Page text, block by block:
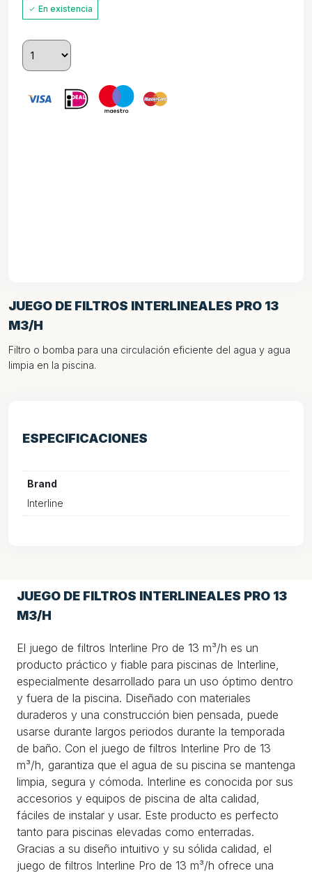
JUEGO DE FILTROS INTERLINEALES PRO 13
M3/H
Filtro o bomba para una circulación eficiente del agua y agua
limpia en la piscina.
ESPECIFICACIONES
Brand
Interline
En existencia
JUEGO DE FILTROS INTERLINEALES PRO 13
M3/H
El juego de filtros Interline Pro de 13 m³/h es un
producto práctico y fiable para piscinas de Interline,
especialmente desarrollado para un uso óptimo dentro
y fuera de la piscina. Diseñado con materiales
duraderos y una construcción bien pensada, puede
usarse durante largos periodos durante la temporada
de baño. Con el juego de filtros Interline Pro de 13
m³/h, garantiza que el agua de su piscina se mantenga
limpia, segura y cómoda. Interline es conocida por sus
accesorios y equipos de piscina de alta calidad,
fáciles de instalar y usar. Este producto es perfecto
tanto para piscinas elevadas como enterradas.
Gracias a su diseño intuitivo y su sólida calidad, el
juego de filtros Interline Pro de 13 m³/h ofrece una